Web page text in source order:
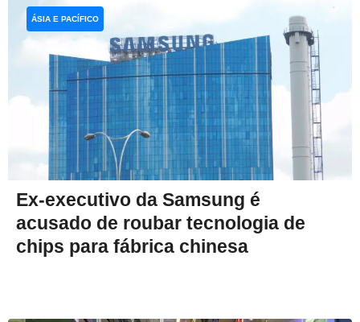
Ex-executivo da Samsung é
acusado de roubar tecnologia de
chips para fábrica chinesa
ÁSIA E PACÍFICO